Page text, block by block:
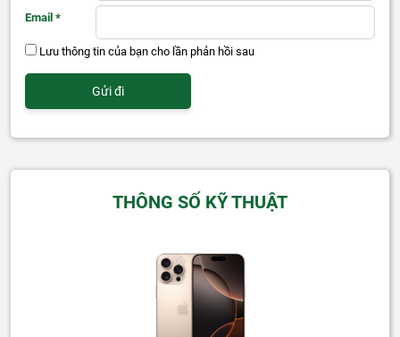
Email *
Lưu thông tin của bạn cho lần phản hồi sau
THÔNG SỐ KỸ THUẬT